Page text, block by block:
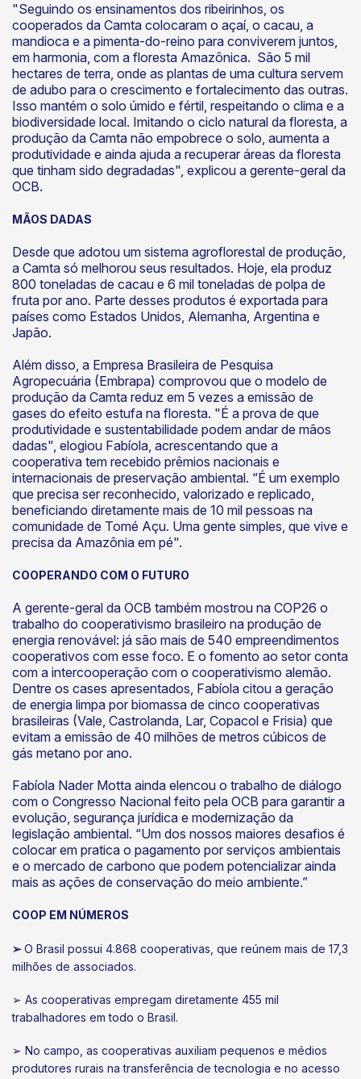
"Seguindo os ensinamentos dos ribeirinhos, os
cooperados da Camta colocaram o açaí, o cacau, a
mandioca e a pimenta-do-reino para conviverem juntos,
em harmonia, com a floresta Amazônica. São 5 mil
hectares de terra, onde as plantas de uma cultura servem
de adubo para o crescimento e fortalecimento das outras.
Isso mantém o solo úmido e fértil, respeitando o clima e a
biodiversidade local. Imitando o ciclo natural da floresta, a
produção da Camta não empobrece o solo, aumenta a
produtividade e ainda ajuda a recuperar áreas da floresta
que tinham sido degradadas", explicou a gerente-geral da
OCB.
MÃOS DADAS
Desde que adotou um sistema agroflorestal de produção,
a Camta só melhorou seus resultados. Hoje, ela produz
800 toneladas de cacau e 6 mil toneladas de polpa de
fruta por ano. Parte desses produtos é exportada para
países como Estados Unidos, Alemanha, Argentina e
Japão.
Além disso, a Empresa Brasileira de Pesquisa
Agropecuária (Embrapa) comprovou que o modelo de
produção da Camta reduz em 5 vezes a emissão de
gases do efeito estufa na floresta. "É a prova de que
produtividade e sustentabilidade podem andar de mãos
dadas", elogiou Fabíola, acrescentando que a
cooperativa tem recebido prêmios nacionais e
internacionais de preservação ambiental. “É um exemplo
que precisa ser reconhecido, valorizado e replicado,
beneficiando diretamente mais de 10 mil pessoas na
comunidade de Tomé Açu. Uma gente simples, que vive e
precisa da Amazônia em pé".
COOPERANDO COM O FUTURO
A gerente-geral da OCB também mostrou na COP26 o
trabalho do cooperativismo brasileiro na produção de
energia renovável: já são mais de 540 empreendimentos
cooperativos com esse foco. E o fomento ao setor conta
com a intercooperação com o cooperativismo alemão.
Dentre os cases apresentados, Fabíola citou a geração
de energia limpa por biomassa de cinco cooperativas
brasileiras (Vale, Castrolanda, Lar, Copacol e Frisia) que
evitam a emissão de 40 milhões de metros cúbicos de
gás metano por ano.
Fabíola Nader Motta ainda elencou o trabalho de diálogo
com o Congresso Nacional feito pela OCB para garantir a
evolução, segurança jurídica e modernização da
legislação ambiental. “Um dos nossos maiores desafios é
colocar em pratica o pagamento por serviços ambientais
e o mercado de carbono que podem potencializar ainda
mais as ações de conservação do meio ambiente.”
COOP EM NÚMEROS
➢O Brasil possui 4.868 cooperativas, que reúnem mais de 17,3
milhões de associados.
➢ As cooperativas empregam diretamente 455 mil
trabalhadores em todo o Brasil.
➢ No campo, as cooperativas auxiliam pequenos e médios
produtores rurais na transferência de tecnologia e no acesso